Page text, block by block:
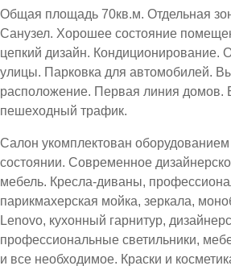
Общая площадь 70кв.м. Отдельная
Санузел. Хорошее состояние
цепкий дизайн. Кондиционирование.
улицы. Парковка для автомобилей.
расположение. Первая линия домов.
пешеходный трафик.
Салон укомплектован
состоянии. Современное
мебель. Кресла-диваны,
парикмахерская мойка, зеркала,
Lenovo, кухонный гарнитур,
профессиональные светильники,
и все необходимое. Краски и